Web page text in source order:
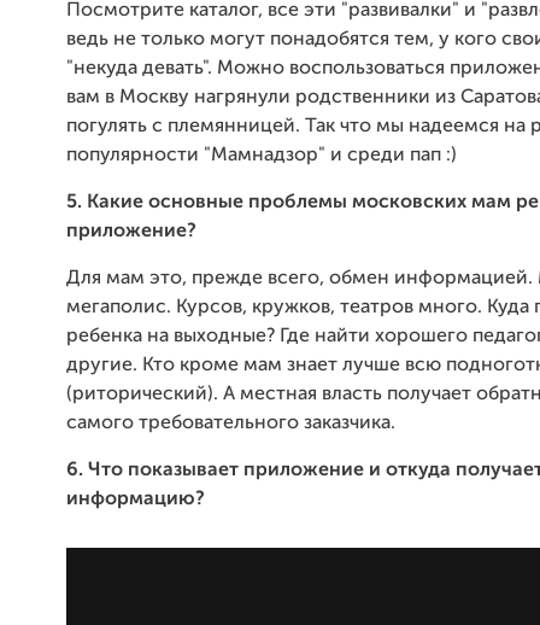
Посмотрите каталог, все эти "развивалки" и
ведь не только могут понадобятся тем, у кого
"некуда девать". Можно воспользоваться
вам в Москву нагрянули родственники из
погулять с племянницей. Так что мы надеемся на
популярности "Мамнадзор" и среди пап :)
5. Какие основные проблемы московских мам
приложение?
Для мам это, прежде всего, обмен информацией.
мегаполис. Курсов, кружков, театров много. Куда
ребенка на выходные? Где найти хорошего
другие. Кто кроме мам знает лучше всю
(риторический). А местная власть получает
самого требовательного заказчика.
6. Что показывает приложение и откуда
информацию?